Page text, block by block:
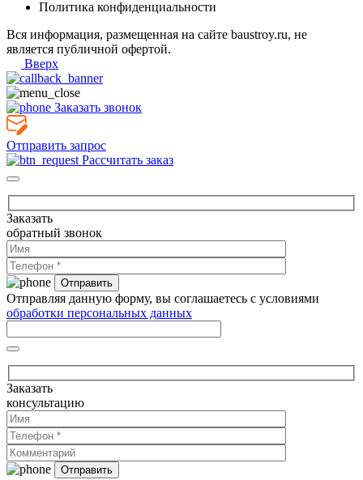
Политика конфиденциальности
Вся информация, размещенная на сайте baustroy.ru, не
является публичной офертой.
Вверх
Заказать звонок
Отправить запрос
Рассчитать заказ
Заказать
обратный звонок
Отправляя данную форму, вы соглашаетесь с условиями
обработки персональных данных
Заказать
консультацию